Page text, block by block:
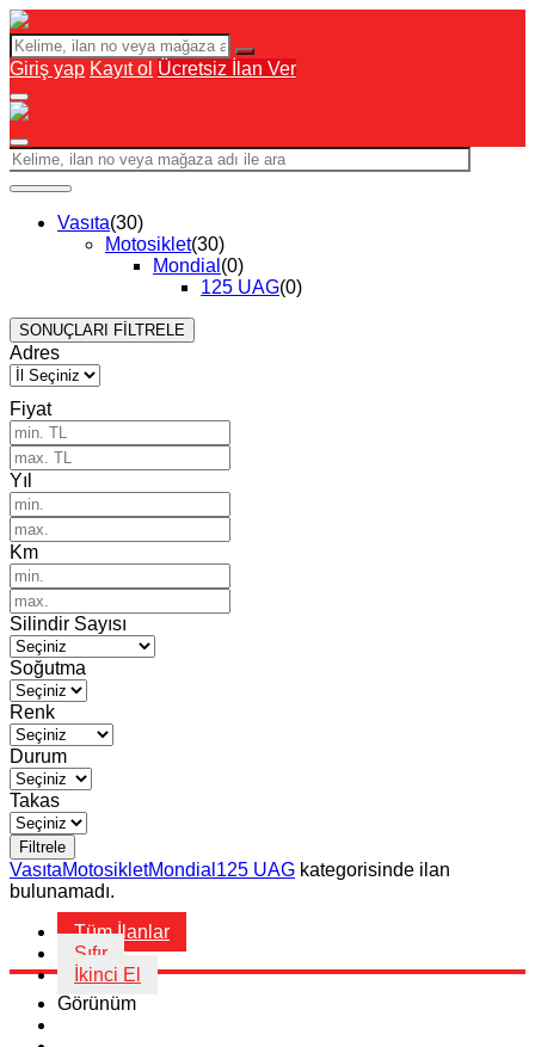
Giriş yap Kayıt ol Ücretsiz İlan Ver
Vasıta(30)
Motosiklet(30)
Mondial (0)
125 UAG(0)
SONUÇLARI FİLTRELE
Adres
Fiyat
Yıl
Km
Silindir Sayısı
Soğutma
Renk
Durum
Takas
Filtrele
VasıtaMotosikletMondial 125 UAG kategorisinde ilan
bulunamadı.
Tüm İlanlar
Sıfır
İkinci El
Görünüm